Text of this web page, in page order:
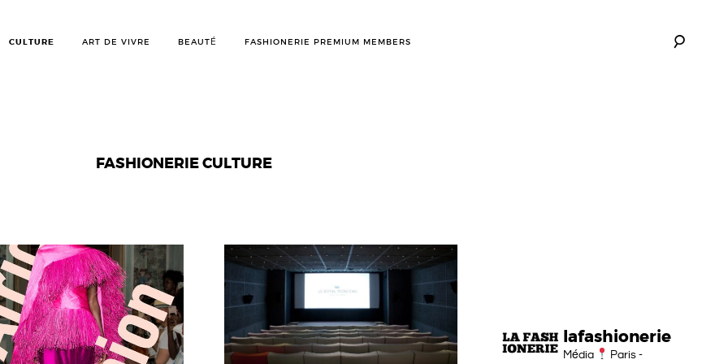
CULTURE ART DE VIVRE BEAUTÉ FASHIONERIE PREMIUM MEMBERS
FASHIONERIE CULTURE
lafashionerie
Média Paris -